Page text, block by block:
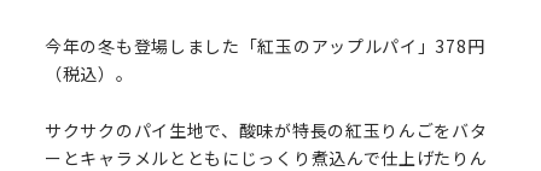
今年の冬も登場しました「紅玉のアップルパイ」378円
（税込）。
サクサクのパイ生地で、酸味が特長の紅玉りんごをバタ
ーとキャラメルとともにじっくり煮込んで仕上げたりん